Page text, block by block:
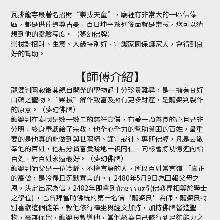
瓦排龍寺最著名招財“崇拔天童”，廟裡有非常大的一區供俸
區，都是供俸這尊古曼，百日坤平系列後面就是崇拔，您可以猜
想到他的靈驗程度。（夢幻佛牌）
崇拔對招財、生意、人緣特別好、守護家園保護家人，會得到良
好的幫助。
【師傅介紹】
龍婆判圓寂後其親自開光的聖物都十分珍貴難尋，是一擁有良好
口碑之聖物。“崇拔”解作致富及擁有更多財產，是龍婆判製作
的原意。（夢幻佛牌）
龍婆判在泰國是數一數二的慈祥高僧，有著一顆善良的心且是非
分明，終身奉獻給了宗教，他全心全力的幫助貧困的百姓，最重
要的是他真的能做到與世隔絕、謹守戒律、專研佛經，凡是去敬
奉他的百姓，他無分貧富貴賤地一視同仁，同樣會將功德迴向給
百姓，對百姓永遠最好。（夢幻佛牌）
龍婆判師父是一位冷靜、不擅言語的人，所以百姓常言道 「真正
的高僧，是冷靜且沉默寡言的。」2480年5月9日為回報父母之
恩，決定出家為僧，2482年即拿到นักธรรมตรี(佛教界相等於學士
之學位) ，也曾拜當時佛統府第一名僧〝龍婆艮〞為師，龍婆艮特
別喜歡這個徒弟，教他修行禪坐與經文加持，加持佛牌督造聖
物，毫無保留，龍婆艮教導他，當他認為自己修行到足夠能力之